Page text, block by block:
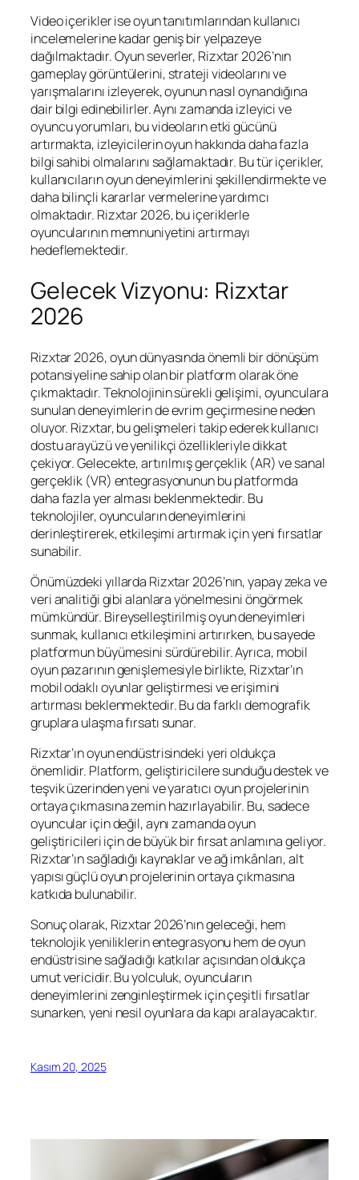
Video içerikler ise oyun tanıtımlarından kullanıcı
incelemelerine kadar geniş bir yelpazeye
dağılmaktadır. Oyun severler, Rizxtar 2026’nın
gameplay görüntülerini, strateji videolarını ve
yarışmalarını izleyerek, oyunun nasıl oynandığına
dair bilgi edinebilirler. Aynı zamanda izleyici ve
oyuncu yorumları, bu videoların etki gücünü
artırmakta, izleyicilerin oyun hakkında daha fazla
bilgi sahibi olmalarını sağlamaktadır. Bu tür içerikler,
kullanıcıların oyun deneyimlerini şekillendirmekte ve
daha bilinçli kararlar vermelerine yardımcı
olmaktadır. Rizxtar 2026, bu içeriklerle
oyuncularının memnuniyetini artırmayı
hedeflemektedir.
Gelecek Vizyonu: Rizxtar
2026
Rizxtar 2026, oyun dünyasında önemli bir dönüşüm
potansiyeline sahip olan bir platform olarak öne
çıkmaktadır. Teknolojinin sürekli gelişimi, oyunculara
sunulan deneyimlerin de evrim geçirmesine neden
oluyor. Rizxtar, bu gelişmeleri takip ederek kullanıcı
dostu arayüzü ve yenilikçi özellikleriyle dikkat
çekiyor. Gelecekte, artırılmış gerçeklik (AR) ve sanal
gerçeklik (VR) entegrasyonunun bu platformda
daha fazla yer alması beklenmektedir. Bu
teknolojiler, oyuncuların deneyimlerini
derinleştirerek, etkileşimi artırmak için yeni fırsatlar
sunabilir.
Önümüzdeki yıllarda Rizxtar 2026’nın, yapay zeka ve
veri analitiği gibi alanlara yönelmesini öngörmek
mümkündür. Bireyselleştirilmiş oyun deneyimleri
sunmak, kullanıcı etkileşimini artırırken, bu sayede
platformun büyümesini sürdürebilir. Ayrıca, mobil
oyun pazarının genişlemesiyle birlikte, Rizxtar’ın
mobil odaklı oyunlar geliştirmesi ve erişimini
artırması beklenmektedir. Bu da farklı demografik
gruplara ulaşma fırsatı sunar.
Rizxtar’ın oyun endüstrisindeki yeri oldukça
önemlidir. Platform, geliştiricilere sunduğu destek ve
teşvik üzerinden yeni ve yaratıcı oyun projelerinin
ortaya çıkmasına zemin hazırlayabilir. Bu, sadece
oyuncular için değil, aynı zamanda oyun
geliştiricileri için de büyük bir fırsat anlamına geliyor.
Rizxtar’ın sağladığı kaynaklar ve ağ imkânları, alt
yapısı güçlü oyun projelerinin ortaya çıkmasına
katkıda bulunabilir.
Sonuç olarak, Rizxtar 2026’nın geleceği, hem
teknolojik yeniliklerin entegrasyonu hem de oyun
endüstrisine sağladığı katkılar açısından oldukça
umut vericidir. Bu yolculuk, oyuncuların
deneyimlerini zenginleştirmek için çeşitli fırsatlar
sunarken, yeni nesil oyunlara da kapı aralayacaktır.
Kasım 20, 2025